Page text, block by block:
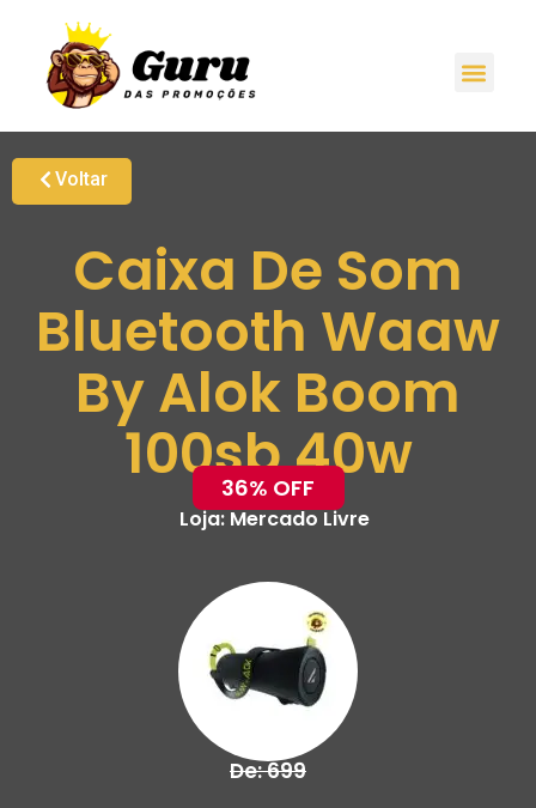
Voltar
Caixa De Som
Bluetooth Waaw
By Alok Boom
100sb 40w
36% OFF
Loja:Mercado Livre
De: 699